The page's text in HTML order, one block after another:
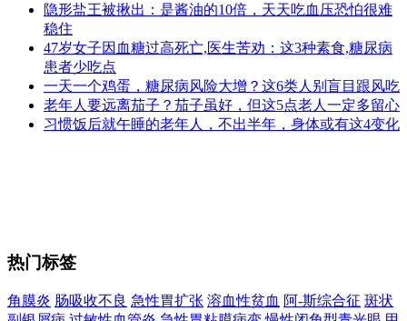
隐形盐王被揪出：是酱油的10倍，天天吃血压恐怕很难
稳住
47岁女子因血糖过高死亡,医生苦劝：这3种素食,糖尿病
患者少吃点
一天一个鸡蛋，糖尿病风险大增？这6类人别盲目跟风吃
老年人要远离茄子？茄子虽好，但这5点老人一定多留心
习惯饭后就午睡的老年人，不出半年，身体或有这4变化
热门标签
角膜炎 肠吸收不良 急性胃扩张 溶血性贫血 阿-斯综合征 斑状